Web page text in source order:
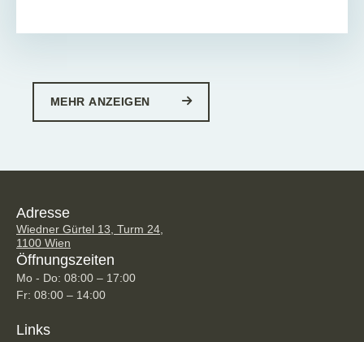
MEHR ANZEIGEN
Adresse
Wiedner Gürtel 13, Turm 24,
1100 Wien
Öffnungszeiten
Mo - Do: 08:00 – 17:00
Fr: 08:00 – 14:00
Links